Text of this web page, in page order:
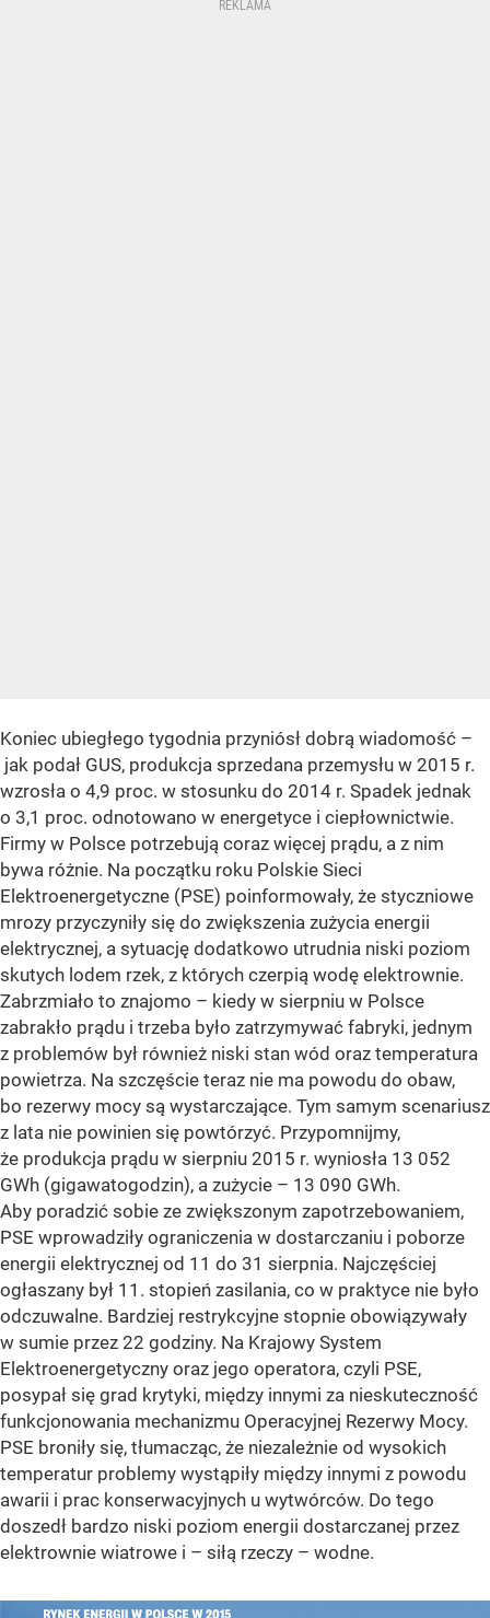
Koniec ubiegłego tygodnia przyniósł dobrą wiadomość –
jak podał GUS, produkcja sprzedana przemysłu w 2015 r.
wzrosła o 4,9 proc. w stosunku do 2014 r. Spadek jednak
o 3,1 proc. odnotowano w energetyce i ciepłownictwie.
Firmy w Polsce potrzebują coraz więcej prądu, a z nim
bywa różnie. Na początku roku Polskie Sieci
Elektroenergetyczne (PSE) poinformowały, że styczniowe
mrozy przyczyniły się do zwiększenia zużycia energii
elektrycznej, a sytuację dodatkowo utrudnia niski poziom
skutych lodem rzek, z których czerpią wodę elektrownie.
Zabrzmiało to znajomo – kiedy w sierpniu w Polsce
zabrakło prądu i trzeba było zatrzymywać fabryki, jednym
z problemów był również niski stan wód oraz temperatura
powietrza. Na szczęście teraz nie ma powodu do obaw,
bo rezerwy mocy są wystarczające. Tym samym scenariusz
z lata nie powinien się powtórzyć. Przypomnijmy,
że produkcja prądu w sierpniu 2015 r. wyniosła 13 052
GWh (gigawatogodzin), a zużycie – 13 090 GWh.
Aby poradzić sobie ze zwiększonym zapotrzebowaniem,
PSE wprowadziły ograniczenia w dostarczaniu i poborze
energii elektrycznej od 11 do 31 sierpnia. Najczęściej
ogłaszany był 11. stopień zasilania, co w praktyce nie było
odczuwalne. Bardziej restrykcyjne stopnie obowiązywały
w sumie przez 22 godziny. Na Krajowy System
Elektroenergetyczny oraz jego operatora, czyli PSE,
posypał się grad krytyki, między innymi za nieskuteczność
funkcjonowania mechanizmu Operacyjnej Rezerwy Mocy.
PSE broniły się, tłumacząc, że niezależnie od wysokich
temperatur problemy wystąpiły między innymi z powodu
awarii i prac konserwacyjnych u wytwórców. Do tego
doszedł bardzo niski poziom energii dostarczanej przez
elektrownie wiatrowe i – siłą rzeczy – wodne.